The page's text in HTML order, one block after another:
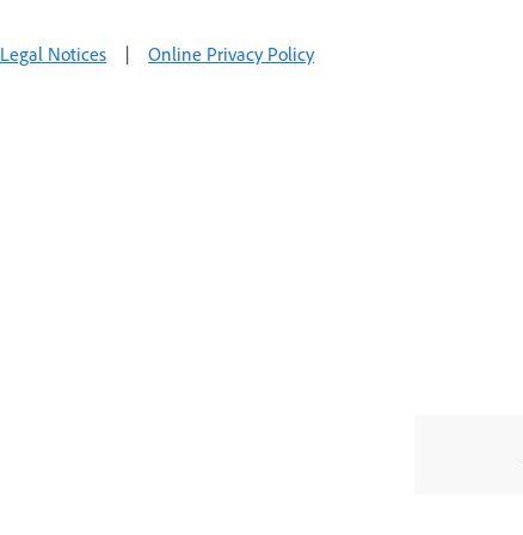
Legal Notices | Online Privacy Policy